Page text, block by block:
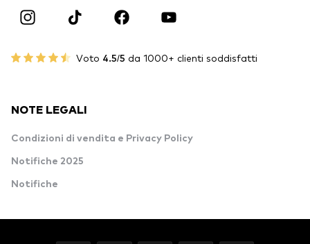
Voto 4.5/5 da 1000+ clienti soddisfatti
NOTE LEGALI
Condizioni di vendita e Privacy Policy
Notifiche 2025
Notifiche